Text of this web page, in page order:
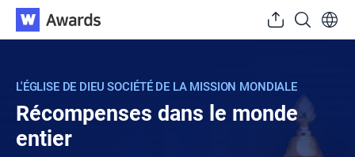
L'ÉGLISE DE DIEU SOCIÉTÉ DE LA MISSION MONDIALE
Récompenses dans le monde
entier